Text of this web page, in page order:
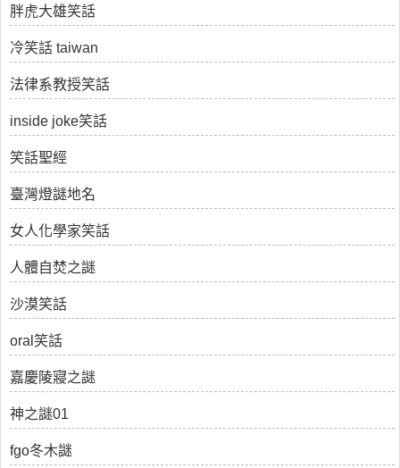
胖虎大雄笑話
冷笑話 taiwan
法律系教授笑話
inside joke笑話
笑話聖經
臺灣燈謎地名
女人化學家笑話
人體自焚之謎
沙漠笑話
oral笑話
嘉慶陵寢之謎
神之謎01
fgo冬木謎